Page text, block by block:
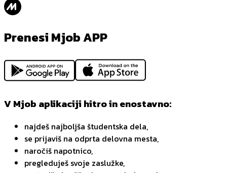
Prenesi Mjob APP
V Mjob aplikaciji hitro in enostavno:
najdeš najboljša študentska dela,
se prijaviš na odprta delovna mesta,
naročiš napotnico,
pregleduješ svoje zaslužke,